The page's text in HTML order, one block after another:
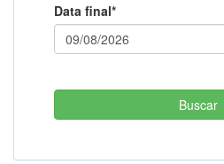
Data final*